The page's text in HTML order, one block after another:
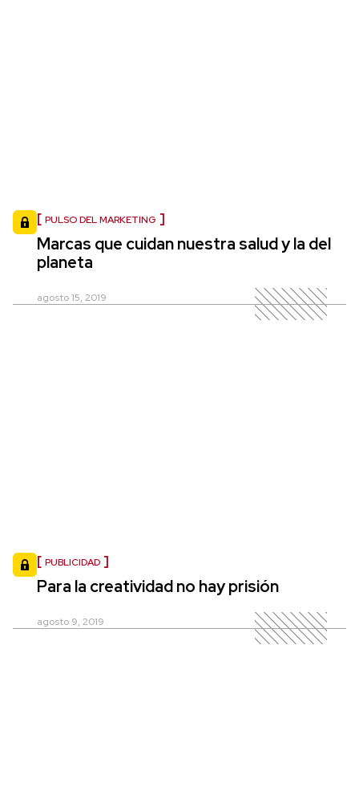
PULSO DEL MARKETING
Marcas que cuidan nuestra salud y la del
planeta
agosto 15, 2019
PUBLICIDAD
Para la creatividad no hay prisión
agosto 9, 2019